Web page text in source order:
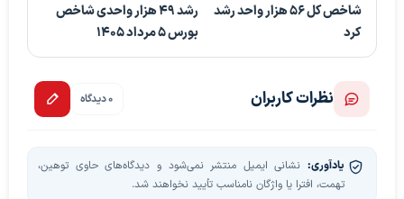
شاخص کل 56 هزار واحد رشد
کرد
رشد 49 هزار واحدی شاخص
بورس 5 مرداد 1405
نظرات کاربران 0 دیدگاه
یادآوری: نشانی ایمیل منتشر نمی‌شود و دیدگاه‌های حاوی توهین،
تهمت، افترا یا واژگان نامناسب تأیید نخواهند شد.